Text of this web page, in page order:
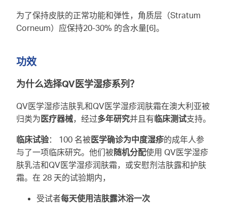
为了保持皮肤的正常功能和弹性，角质层（Stratum
Corneum）应保持20-30% 的含水量[6]。
功效
为什么选择QV医学湿疹系列？
QV医学湿疹洁肤乳和QV医学湿疹润肤霜在澳大利亚被
归类为医疗器械，经过多年研究并且有临床测试支持。
临床试验： 100 名被医学确诊为中度湿疹的成年人参
与了一项临床研究。他们被随机分配使用 QV医学湿疹
肤乳洁和QV医学湿疹润肤霜，或安慰剂洁肤露和护肤
霜。在 28 天的试验期内，
受试者每天使用洁肤露沐浴一次